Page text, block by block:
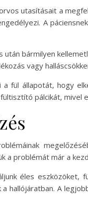
utasításait a
A
bármilyen
vagy
fül állapotát, hogy
pálcikát,
a problémát már a
éles eszközöket,
hallójáratban. A